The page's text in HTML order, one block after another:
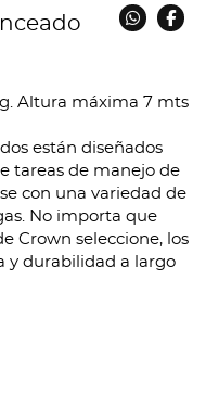
Altura máxima 7 mts
están diseñados
tareas de manejo de
con una variedad de
No importa que
Crown seleccione, los
y durabilidad a largo